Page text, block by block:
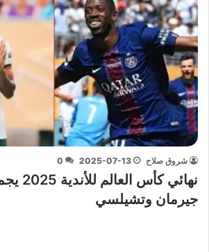
شروق صلاح 2025-07-13
0
نهائي
جيرمان وتشيلسي